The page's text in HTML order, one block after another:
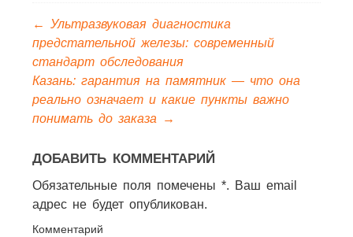
← Ультразвуковая диагностика
предстательной железы: современный
стандарт обследования
Казань: гарантия на памятник — что она
реально означает и какие пункты важно
понимать до заказа
→
ДОБАВИТЬ КОММЕНТАРИЙ
Обязательные поля помечены *. Ваш email
адрес не будет опубликован.
Комментарий